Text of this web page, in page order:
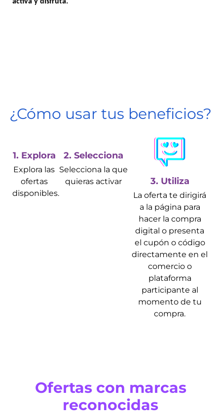
¿Cómo usar tus beneficios?
1. Explora
Explora las
ofertas
disponibles.
2. Selecciona
Selecciona la que
quieras activar
3. Utiliza
La oferta te dirigirá
a la página para
hacer la compra
digital o presenta
el cupón o código
directamente en el
comercio o
plataforma
participante al
momento de tu
compra.
Ofertas con marcas
reconocidas